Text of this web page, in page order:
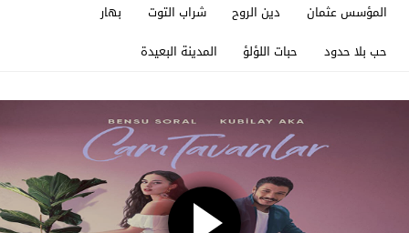
المؤسس عثمان
دين الروح شراب التوت
بهار
حب بلا حدود
حبات اللؤلؤ المدينة البعيدة